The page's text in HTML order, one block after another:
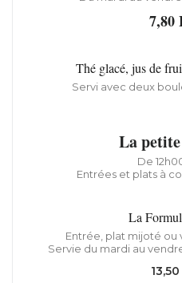
7,80
Thé glacé, jus de
Servi avec deux
La
De
Entrées et plats à
La
Entrée, plat mijoté
Servie du mardi au